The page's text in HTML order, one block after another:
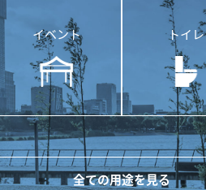
イベント トイレ
全ての用途を見る